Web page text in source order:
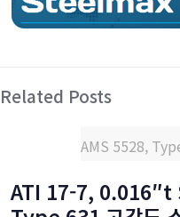
Related Posts
AMS 5528,
ATI 17-7,